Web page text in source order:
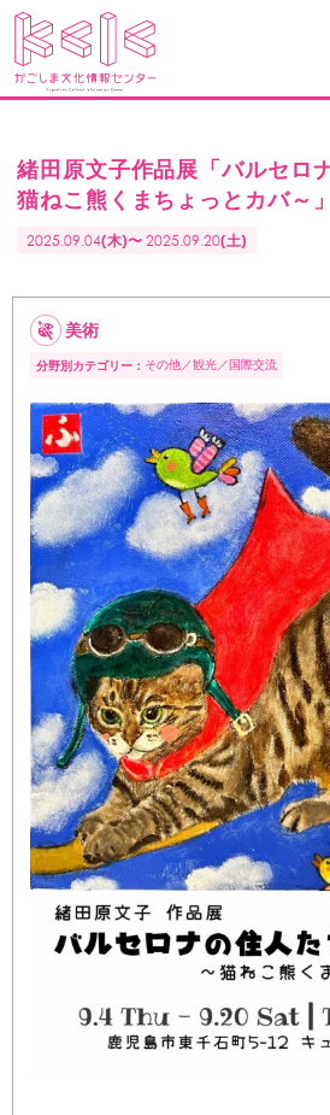
緒田原文子作品展「バルセロ
猫ねこ熊くまちょっとカバ～」
2025.09.04(木)〜2025.09.20(土)
美術
分野別カテゴリー： その他 観光 国際交流